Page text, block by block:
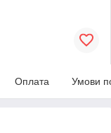
Оплата Умови